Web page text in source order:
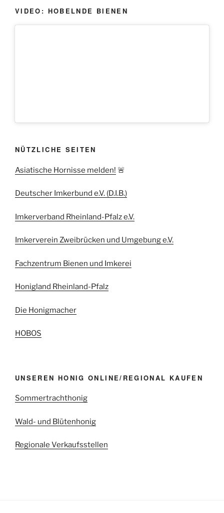
VIDEO: HOBELNDE BIENEN
NÜTZLICHE SEITEN
Asiatische Hornisse melden! 🚨
Deutscher Imkerbund e.V. (D.I.B.)
Imkerverband Rheinland-Pfalz e.V.
Imkerverein Zweibrücken und Umgebung e.V.
Fachzentrum Bienen und Imkerei
Honigland Rheinland-Pfalz
Die Honigmacher
HOBOS
UNSEREN HONIG ONLINE/REGIONAL KAUFEN
Sommertrachthonig
Wald- und Blütenhonig
Regionale Verkaufsstellen